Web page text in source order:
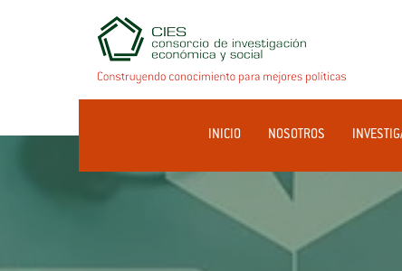
INICIO NOSOTROS